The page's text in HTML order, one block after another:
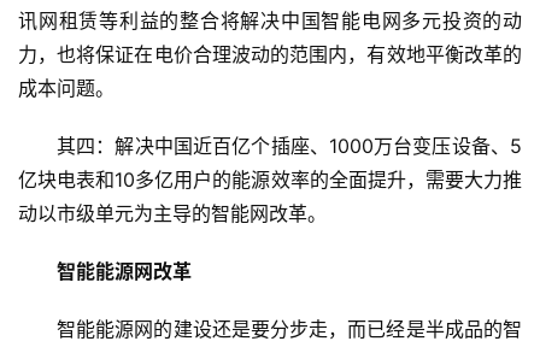
讯网租赁等利益的整合将解决中国智能电网多元投资的动
力，也将保证在电价合理波动的范围内，有效地平衡改革的
成本问题。
其四：解决中国近百亿个插座、1000万台变压设备、5
亿块电表和10多亿用户的能源效率的全面提升，需要大力推
动以市级单元为主导的智能网改革。
智能能源网改革
智能能源网的建设还是要分步走，而已经是半成品的智